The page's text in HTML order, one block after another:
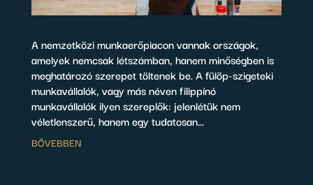
A nemzetközi munkaerőpiacon vannak országok,
amelyek nemcsak létszámban, hanem minőségben is
meghatározó szerepet töltenek be. A fülöp-szigeteki
munkavállalók, vagy más néven filippínó
munkavállalók ilyen szereplők: jelenlétük nem
véletlenszerű, hanem egy tudatosan...
BŐVEBBEN